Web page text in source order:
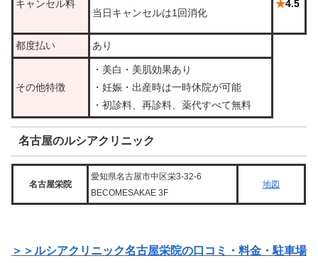
キャンセル料
当日キャンセルは1回消化
★4.5
都度払い あり
その他特徴
・美白・美肌効果あり
・妊娠・出産時は一時休院が可能
・初診料、再診料、薬代すべて無料
名古屋のルシアクリニック
名古屋栄院
愛知県名古屋市中区栄3-32-6
BECOMESAKAE 3F
地図
＞＞ルシアクリニック名古屋栄院の口コミ・料金・駐車場